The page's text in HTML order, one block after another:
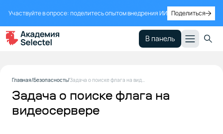
Участвуйте в опросе: поделитесь опытом внедрения ИИ Поделиться
В панель
1
2 Задача
Главная Безопасность Задача о поиске флага на видеосервере
Задача о поиске флага на
видеосервере